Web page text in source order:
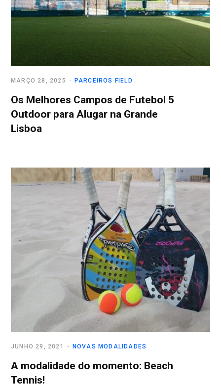
PARCEIROS FIELD
MARÇO 28, 2025
Os Melhores Campos de Futebol 5
Outdoor para Alugar na Grande
Lisboa
NOVAS MODALIDADES
JUNHO 29, 2021
A modalidade do momento: Beach
Tennis!